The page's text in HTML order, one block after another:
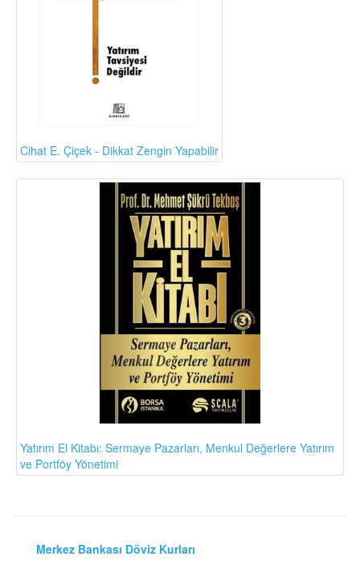
Cihat E. Çiçek - Dikkat Zengin Yapabilir
Yatırım El Kitabı: Sermaye Pazarları, Menkul Değerlere Yatırım
ve Portföy Yönetimi
Merkez Bankası Döviz Kurları